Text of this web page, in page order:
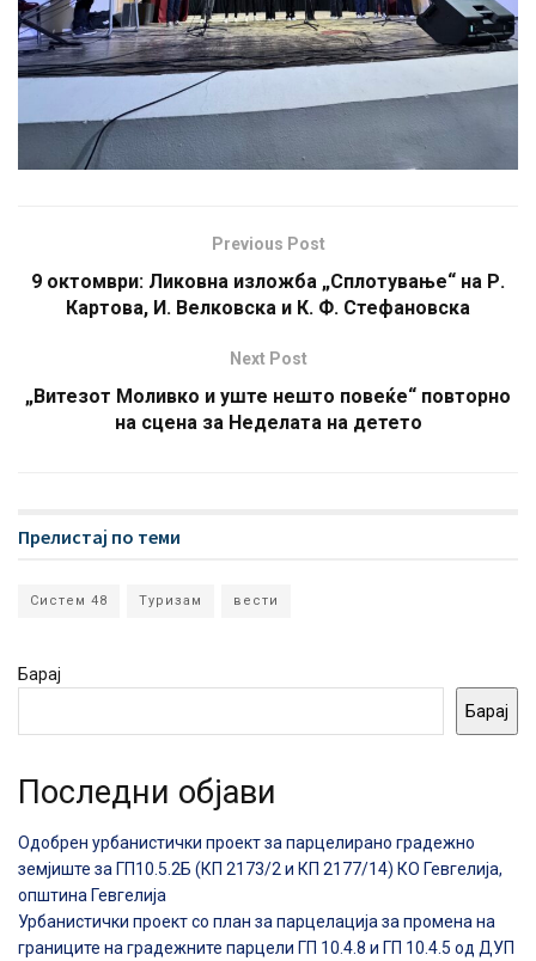
Previous Post
9 октомври: Ликовна изложба „Сплотување“ на Р.
Картова, И. Велковска и К. Ф. Стефановска
Next Post
„Витезот Моливко и уште нешто повеќе“ повторно
на сцена за Неделата на детето
Прелистај по теми
Систем 48 Туризам вести
Барај
Барај
Последни објави
Одобрен урбанистички проект за парцелирано градежно
земјиште за ГП10.5.2Б (КП 2173/2 и КП 2177/14) КО Гевгелија,
општина Гевгелија
Урбанистички проект со план за парцелација за промена на
границите на градежните парцели ГП 10.4.8 и ГП 10.4.5 од ДУП